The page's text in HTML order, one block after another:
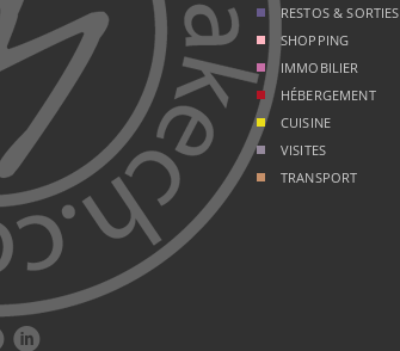

RESTOS & SORTIES
SHOPPING
IMMOBILIER
HÉBERGEMENT
CUISINE
VISITES
TRANSPORT